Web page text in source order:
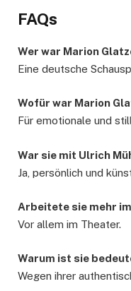
FAQs
Wer war Marion
Eine deutsche
Wofür war Marion
Für emotionale und
War sie mit Ulrich
Ja, persönlich und
Arbeitete sie mehr
Vor allem im Theater.
Warum ist sie
Wegen ihrer